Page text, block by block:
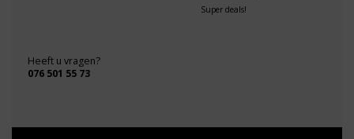
Super deals!
Heeft u vragen?
076 501 55 73